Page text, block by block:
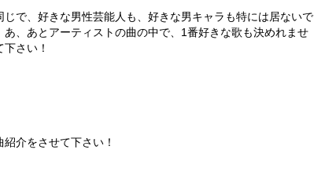
で、好きな男性芸能人も、好きな男キャラも特には居ないで
、あとアーティストの曲の中で、1番好きな歌も決めれませ
さい！
介をさせて下さい！